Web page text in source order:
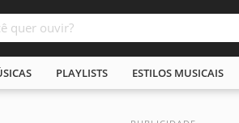
PLAYLISTS ESTILOS MUSICAIS